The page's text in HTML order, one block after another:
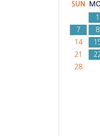
SUN
1
7
8
14
21
28